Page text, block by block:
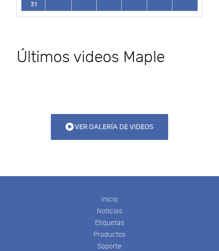
31
Últimos videos Maple
VER GALERÍA DE VIDEOS
Inicio
Noticias
Etiquetas
Productos
Soporte